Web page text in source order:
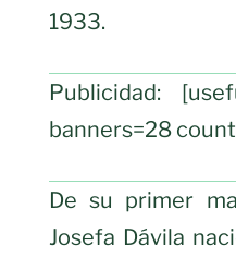
1933.
Publicidad:
banners=28
De su primer
Josefa Dávila